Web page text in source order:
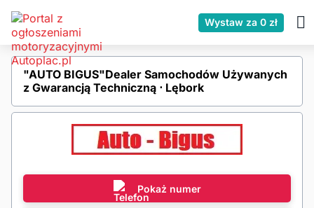
Wystaw za 0 zł
"AUTO BIGUS"Dealer Samochodów Używanych
z Gwarancją Techniczną ⋅ Lębork
Pokaż numer